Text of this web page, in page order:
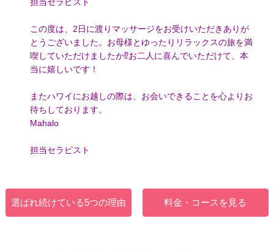
この度は、2日に渡りマッサージをお受けいただきありが
とうございました。お母様とゆったりリラックスの旅を満
喫していただけましたか⁉︎お二人に喜んでいただけて、本
当に嬉しいです！
またハワイにお越しの際は、お会いできることを心よりお
待ちしております。
Mahalo
担当セラピスト
選ばれ続けている5つの理由 料金・コースを見る